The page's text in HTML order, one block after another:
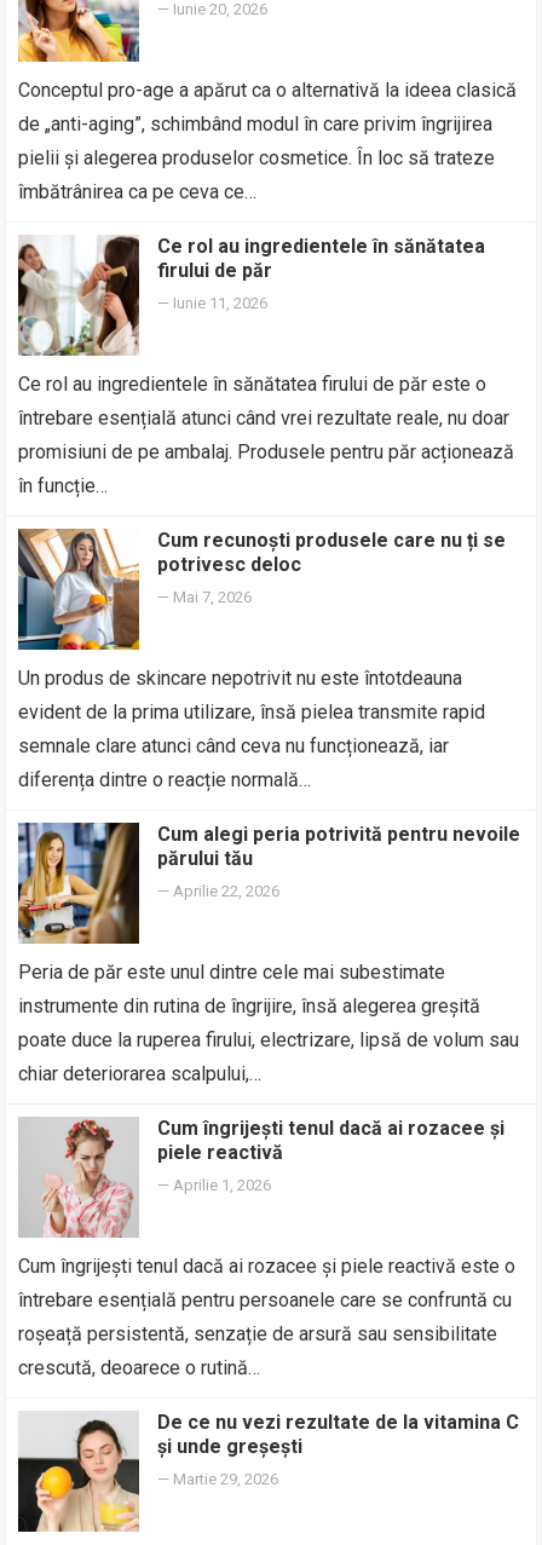
— Iunie 20, 2026
Conceptul pro-age a apărut ca o alternativă la ideea clasică
de „anti-aging”, schimbând modul în care privim îngrijirea
pielii și alegerea produselor cosmetice. În loc să trateze
îmbătrânirea ca pe ceva ce…
Ce rol au ingredientele în sănătatea
firului de păr
— Iunie 11, 2026
Ce rol au ingredientele în sănătatea firului de păr este o
întrebare esențială atunci când vrei rezultate reale, nu doar
promisiuni de pe ambalaj. Produsele pentru păr acționează
în funcție…
Cum recunoști produsele care nu ți se
potrivesc deloc
— Mai 7, 2026
Un produs de skincare nepotrivit nu este întotdeauna
evident de la prima utilizare, însă pielea transmite rapid
semnale clare atunci când ceva nu funcționează, iar
diferența dintre o reacție normală…
Cum alegi peria potrivită pentru nevoile
părului tău
—Aprilie 22, 2026
Peria de păr este unul dintre cele mai subestimate
instrumente din rutina de îngrijire, însă alegerea greșită
poate duce la ruperea firului, electrizare, lipsă de volum sau
chiar deteriorarea scalpului,…
Cum îngrijești tenul dacă ai rozacee și
piele reactivă
—Aprilie 1, 2026
Cum îngrijești tenul dacă ai rozacee și piele reactivă este o
întrebare esențială pentru persoanele care se confruntă cu
roșeață persistentă, senzație de arsură sau sensibilitate
crescută, deoarece o rutină…
De ce nu vezi rezultate de la vitamina C
și unde greșești
— Martie 29, 2026